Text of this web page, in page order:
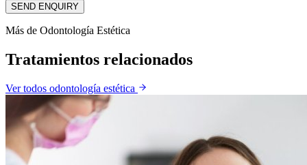
SEND ENQUIRY
Más de Odontología Estética
Tratamientos relacionados
Ver todos odontología estética